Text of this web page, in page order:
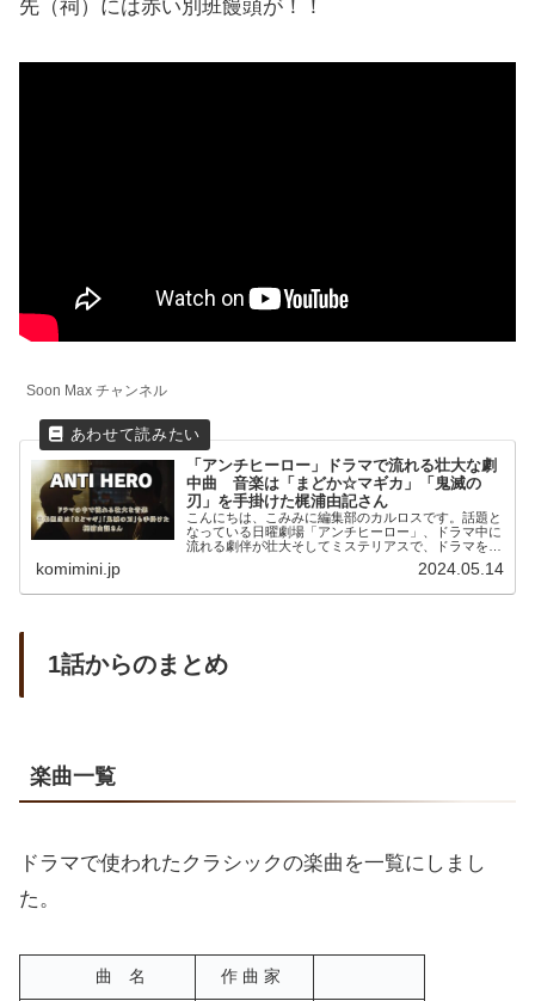
先（祠）には赤い別班饅頭が！！
Soon Max チャンネル
「アンチヒーロー」ドラマで流れる壮大な劇
中曲 音楽は「まどか☆マギカ」「鬼滅の
刃」を手掛けた梶浦由記さん
こんにちは、こみみに編集部のカルロスです。話題と
なっている日曜劇場「アンチヒーロー」、ドラマ中に
流れる劇伴が壮大そしてミステリアスで、ドラマを大
komimini.jp 2024.05.14
1話からのまとめ
楽曲一覧
ドラマで使われたクラシックの楽曲を一覧にしまし
た。
曲 名 作 曲 家